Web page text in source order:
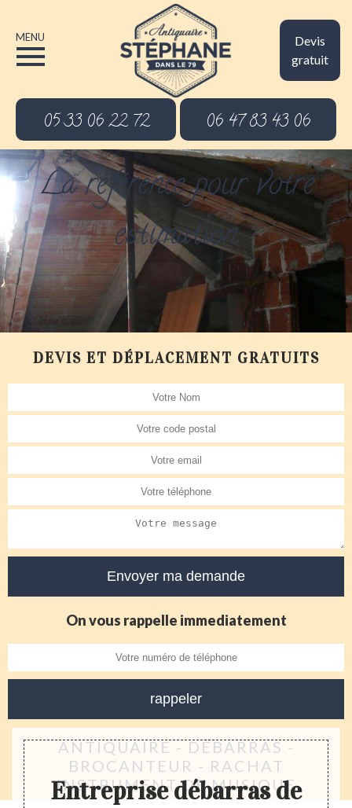
Devis
gratuit
MENU
05 33 06 22 72 06 47 83 43 06
La référence pour votre
estimation
DEVIS ET DÉPLACEMENT GRATUITS
On vous rappelle immediatement
ANTIQUAIRE - DÉBARRAS -
BROCANTEUR - RACHAT
INSTRUMENT DE MUSIQUE
Entreprise débarras de